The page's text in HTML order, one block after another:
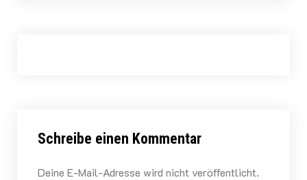
Schreibe einen Kommentar
Deine E-Mail-Adresse wird nicht veröffentlicht.